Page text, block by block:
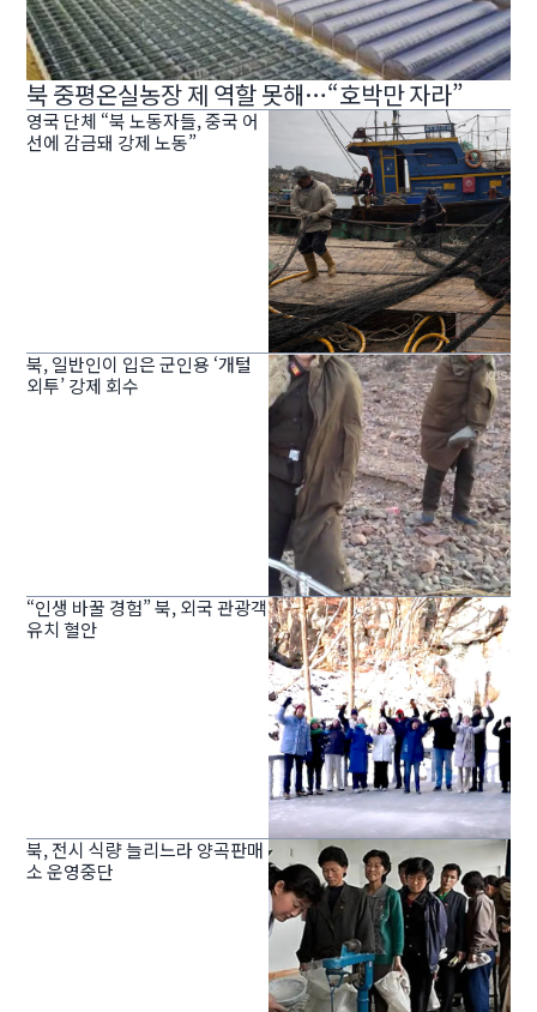
북 중평온실농장 제 역할 못해…“호박만 자라”
영국 단체 “북 노동자들, 중국 어
선에 감금돼 강제 노동”
북, 일반인이 입은 군인용 ‘개털
외투’ 강제 회수
“인생 바꿀 경험” 북, 외국 관광객
유치 혈안
북, 전시 식량 늘리느라 양곡판매
소 운영중단